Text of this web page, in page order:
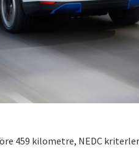
459 kilometre, NEDC